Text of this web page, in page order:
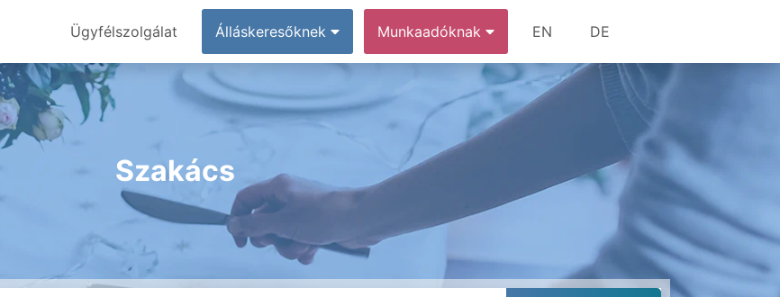
Ügyfélszolgálat Álláskeresőknek Munkaadóknak EN DE
Szakács